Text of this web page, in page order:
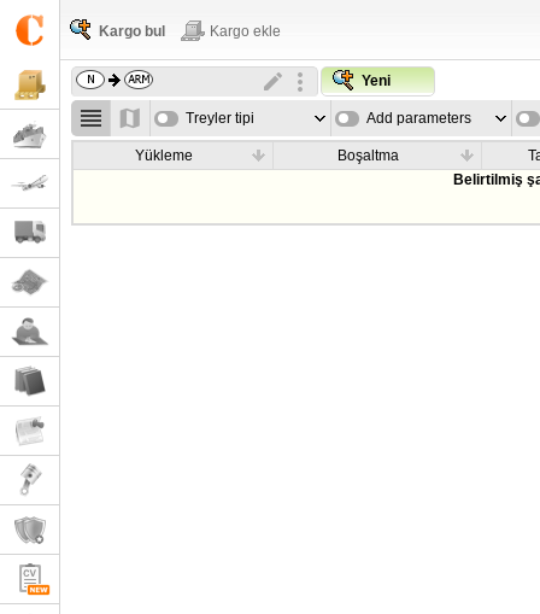
Kargo bul Kargo ekle
Yeni
Treyler tipi Add parameters
Yükleme Boşaltma
Belirtilmiş